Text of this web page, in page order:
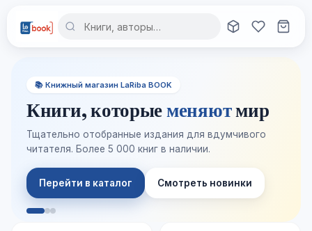
📚 Книжный магазин LaRiba BOOK
Книги, которыеменяютмир
Тщательно отобранные издания для вдумчивого
читателя. Более 5 000 книг в наличии.
Перейти в каталог Смотреть новинки